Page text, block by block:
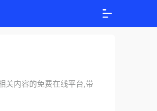
关内容的免费在线平台,带